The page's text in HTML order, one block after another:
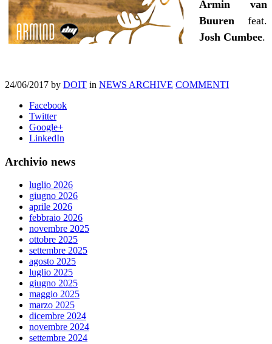
Armin van
Buuren feat.
Josh Cumbee.
24/06/2017 by DOIT in NEWS ARCHIVE COMMENTI
Facebook
Twitter
Google+
LinkedIn
Archivio news
luglio 2026
giugno 2026
aprile 2026
febbraio 2026
novembre 2025
ottobre 2025
settembre 2025
agosto 2025
luglio 2025
giugno 2025
maggio 2025
marzo 2025
dicembre 2024
novembre 2024
settembre 2024